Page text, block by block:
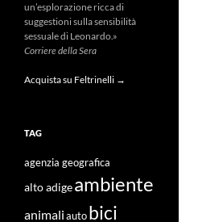
un’esplorazione ricca di
suggestioni sulla sensibilità
sessuale di Leonardo.»
Corriere della Sera
Acquista su Feltrinelli →
TAG
agenzia geografica
alto adigeambiente
animali auto bici